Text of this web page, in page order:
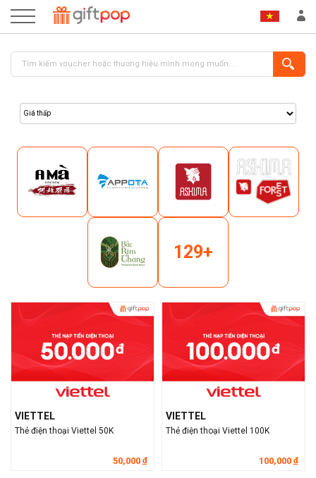
ĐĂNG KÝ
129+
VIETTEL
Thẻ điện thoại Viettel 50K
50,000 đ
VIETTEL
Thẻ điện thoại Viettel 100K
100,000 đ